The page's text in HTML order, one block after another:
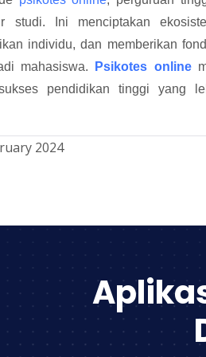
studi. Ini menciptakan
individu, dan memberikan
mahasiswa.
Psikotes online
pendidikan tinggi yang
2024